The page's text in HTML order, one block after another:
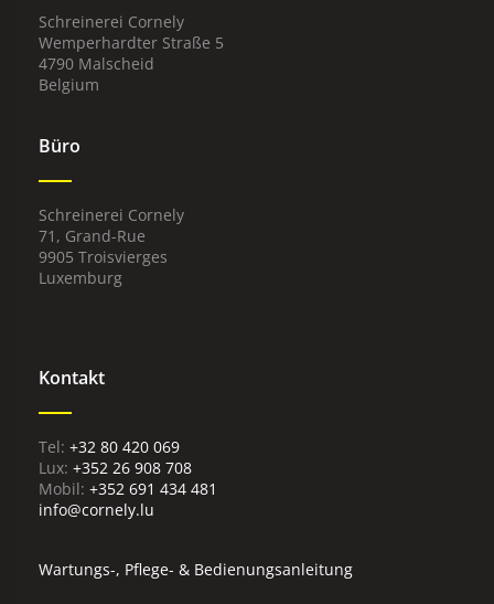
Schreinerei Cornely
Wemperhardter Straße 5
4790 Malscheid
Belgium
Büro
Schreinerei Cornely
71, Grand-Rue
9905 Troisvierges
Luxemburg
Kontakt
+32 80 420 069
Lux: +352 26 908 708
Mobil: +352 691 434 481
info@cornely.lu
Wartungs-, Pflege- & Bedienungsanleitung